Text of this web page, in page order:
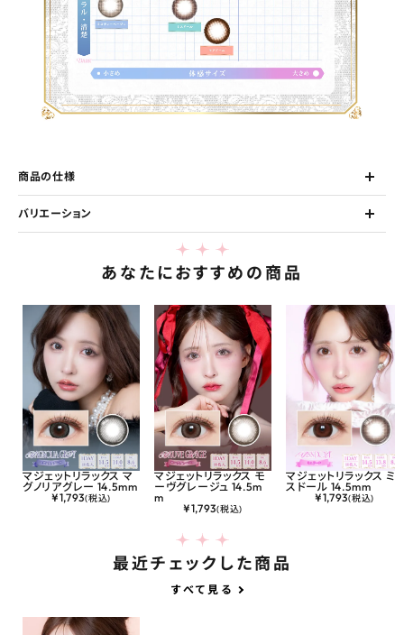
商品の仕様
バリエーション
あなたにおすすめの商品
マジェットリラックス マ
グノリアグレー 14.5mm
¥1,793(税込)
マジェットリラックス モ
ーヴグレージュ 14.5m
m
¥1,793(税込)
マジェットリラックス ミ
スドール 14.5mm
¥1,793(税込)
最近チェックした商品
すべて見る